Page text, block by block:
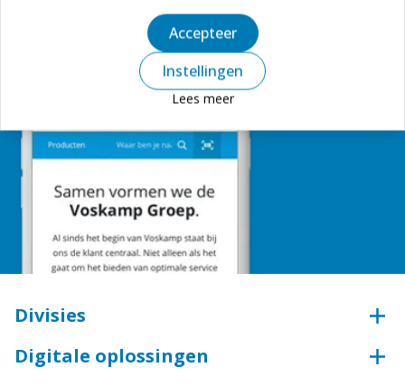
Divisies
Aluminium
Digitale oplossingen
Accepteer
Instellingen
Lees meer